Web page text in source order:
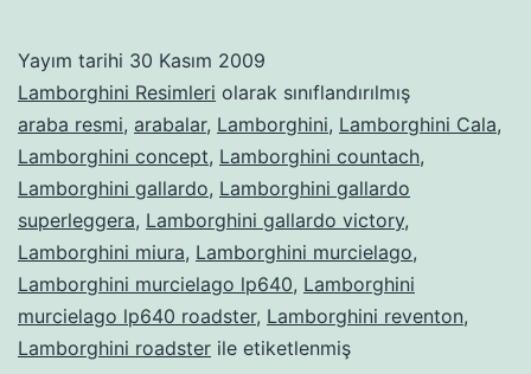
Yayım tarihi 30 Kasım 2009
Lamborghini Resimleri olarak sınıflandırılmış
araba resmi, arabalar, Lamborghini, Lamborghini Cala,
Lamborghini concept, Lamborghini countach,
Lamborghini gallardo, Lamborghini gallardo
superleggera, Lamborghini gallardo victory,
Lamborghini miura, Lamborghini murcielago,
Lamborghini murcielago lp640, Lamborghini
murcielago lp640 roadster, Lamborghini reventon,
Lamborghini roadster ile etiketlenmiş